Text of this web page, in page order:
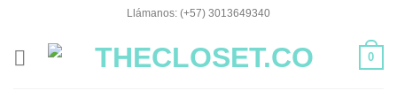
contenido
Llámanos: (+57) 3013649340
0